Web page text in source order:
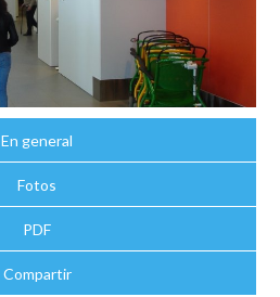
En general
Fotos
PDF
Compartir